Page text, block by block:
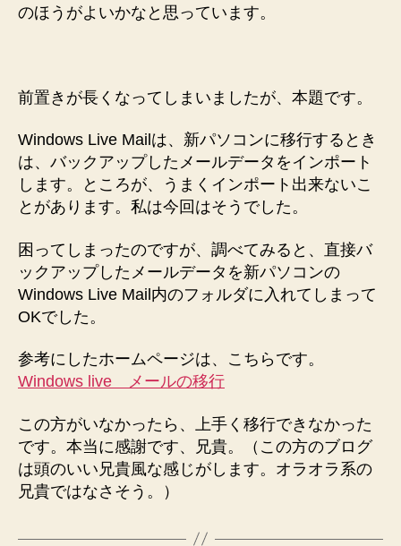
のほうがよいかなと思っています。
前置きが長くなってしまいましたが、本題です。
Windows Live Mailは、新パソコンに移行するとき
は、バックアップしたメールデータをインポート
します。ところが、うまくインポート出来ないこ
とがあります。私は今回はそうでした。
困ってしまったのですが、調べてみると、直接バ
ックアップしたメールデータを新パソコンの
Windows Live Mail内のフォルダに入れてしまって
OKでした。
参考にしたホームページは、こちらです。
Windows live メールの移行
この方がいなかったら、上手く移行できなかった
です。本当に感謝です、兄貴。（この方のブログ
は頭のいい兄貴風な感じがします。オラオラ系の
兄貴ではなさそう。）